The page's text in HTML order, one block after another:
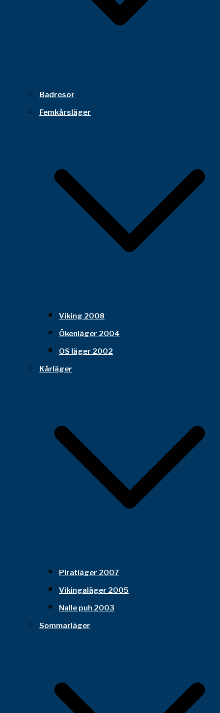
Badresor
Femkårsläger
Viking 2008
Ökenläger 2004
OS läger 2002
Kårläger
Piratläger 2007
Vikingaläger 2005
Nalle puh 2003
Sommarläger